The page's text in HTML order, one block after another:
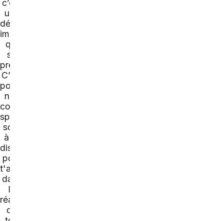
c’est
une
décision
importante
qui
se
prépare.
C’est
pourquoi
nos
conseillers
spécialisés
sont
à ta
disposition
pour
t'accompagner
dans
la
réalisation
de